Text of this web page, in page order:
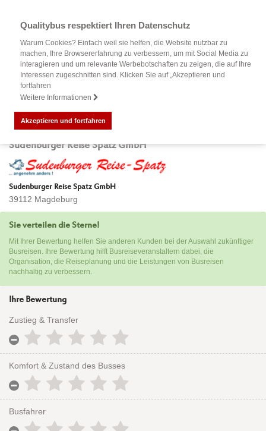
Qualitybus respektiert Ihren Datenschutz
Warum Cookies? Einfach weil sie helfen, die Website nutzbar zu
machen, Ihre Browsererfahrung zu verbessern, um mit Social Media zu
interagieren und um relevante Werbebotschaften zu zeigen, die auf Ihre
Interessen zugeschnitten sind. Klicken Sie auf „Akzeptieren und
fortfahren
Weitere Informationen
Akzeptieren und fortfahren
Sudenburger Reise Spatz GmbH
Sudenburger Reise Spatz GmbH
39112 Magdeburg
Sie verteilen die Sterne!
Mit Ihrer Bewertung helfen Sie anderen Kunden bei der Auswahl zukünftiger
Busreisen. Ihre Bewertung hilft Busreiseveranstaltern dabei, die
Organisation, die Reiseplanung und die Leistungen von Busreisen
nachhaltig zu verbessern.
Ihre Bewertung
Zustieg & Transfer
Komfort & Zustand des Busses
Busfahrer